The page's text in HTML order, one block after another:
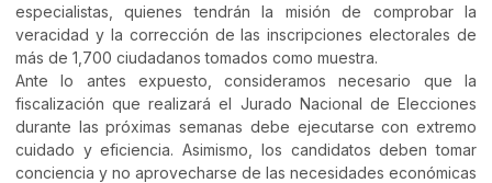
especialistas, quienes tendrán la misión de comprobar la
veracidad y la corrección de las inscripciones electorales de
más de 1,700 ciudadanos tomados como muestra.
Ante lo antes expuesto, consideramos necesario que la
fiscalización que realizará el Jurado Nacional de Elecciones
durante las próximas semanas debe ejecutarse con extremo
cuidado y eficiencia. Asimismo, los candidatos deben tomar
conciencia y no aprovecharse de las necesidades económicas